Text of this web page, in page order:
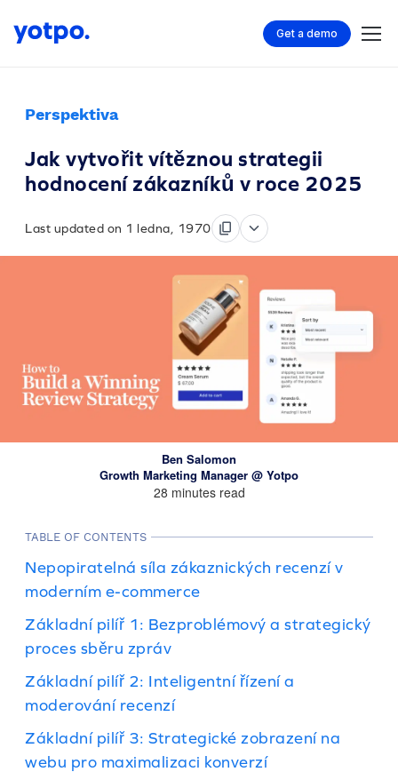
Get a demo
Perspektiva
Jak vytvořit vítěznou strategii
hodnocení zákazníků v roce 2025
Last updated on 1 ledna, 1970
Ben Salomon
Growth Marketing Manager @ Yotpo
28 minutes read
TABLE OF CONTENTS
Nepopiratelná síla zákaznických recenzí v
moderním e-commerce
Základní pilíř 1: Bezproblémový a strategický
proces sběru zpráv
Základní pilíř 2: Inteligentní řízení a
moderování recenzí
Základní pilíř 3: Strategické zobrazení na
webu pro maximalizaci konverzí